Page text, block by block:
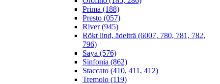
Prima (188)
Presto (057)
River (945)
Rökt lind, ädelträ (6007, 780, 781, 782,
796)
Saya (576)
Sinfonia (862)
Staccato (410, 411, 412)
Tremolo (119)